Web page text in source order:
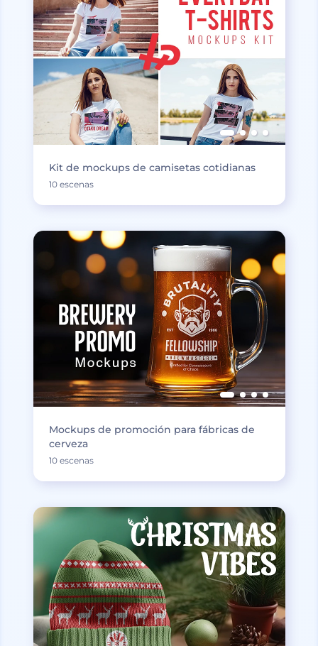
Kit de mockups de camisetas cotidianas
10 escenas
Mockups de promoción para fábricas de
cerveza
10 escenas